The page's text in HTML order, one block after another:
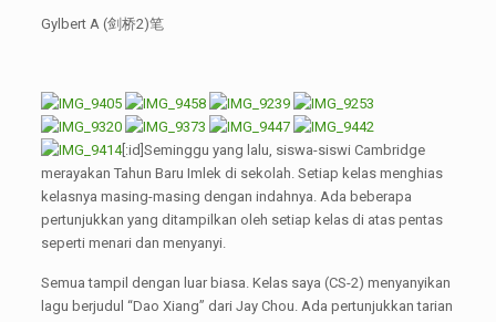
Gylbert A (剑桥2)笔
[:id]Seminggu yang lalu, siswa-siswi Cambridge
merayakan Tahun Baru Imlek di sekolah. Setiap kelas menghias
kelasnya masing-masing dengan indahnya. Ada beberapa
pertunjukkan yang ditampilkan oleh setiap kelas di atas pentas
seperti menari dan menyanyi.
Semua tampil dengan luar biasa. Kelas saya (CS-2) menyanyikan
lagu berjudul “Dao Xiang” dari Jay Chou. Ada pertunjukkan tarian